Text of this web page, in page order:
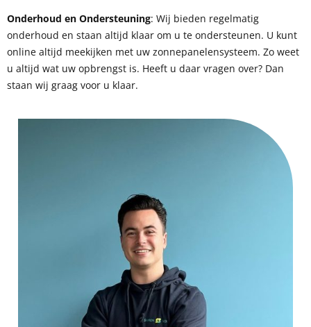
Onderhoud en Ondersteuning: Wij bieden regelmatig
onderhoud en staan altijd klaar om u te ondersteunen. U kunt
online altijd meekijken met uw zonnepanelensysteem. Zo weet
u altijd wat uw opbrengst is. Heeft u daar vragen over? Dan
staan wij graag voor u klaar.